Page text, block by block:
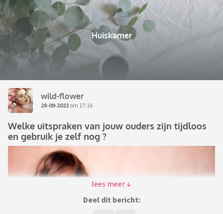
Huiskamer
wild-flower
28-09-2022 om 17:16
Welke uitspraken van jouw ouders zijn tijdloos
en gebruik je zelf nog ?
Deel dit bericht: